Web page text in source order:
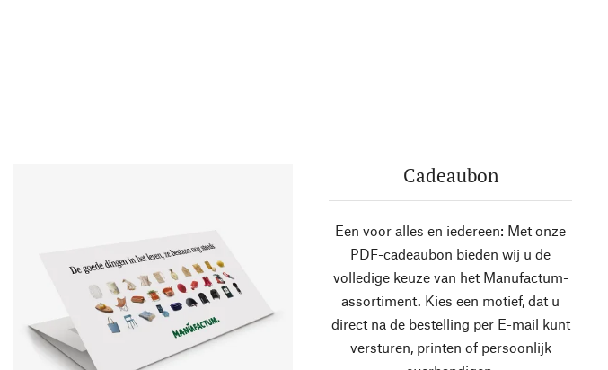
Cadeaubon
Een voor alles en iedereen: Met onze
PDF-cadeaubon bieden wij u de
volledige keuze van het Manufactum-
assortiment. Kies een motief, dat u
direct na de bestelling per E-mail kunt
versturen, printen of persoonlijk